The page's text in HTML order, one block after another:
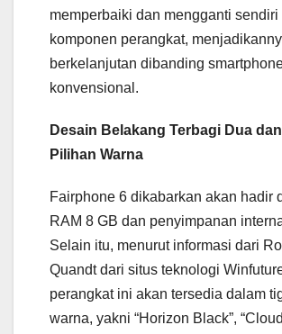
memperbaiki dan mengganti sendiri
komponen perangkat,
berkelanjutan dibanding
konvensional.
Desain Belakang Terbagi Dua
Pilihan Warna
Fairphone 6 dikabarkan akan hadir
RAM 8 GB dan penyimpanan
Selain itu, menurut informasi dari
Quandt dari situs teknologi
perangkat ini akan tersedia dalam
warna, yakni “Horizon Black”,